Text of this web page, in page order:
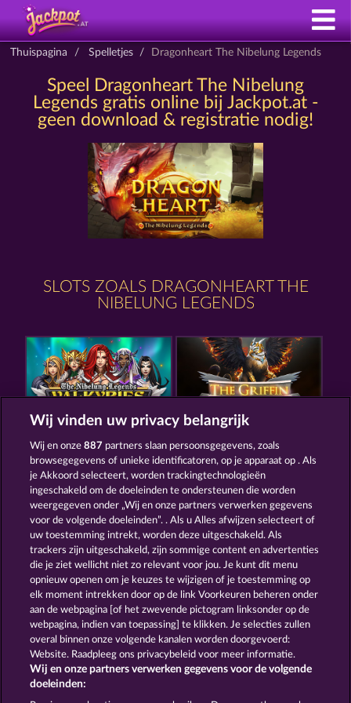
Thuispagina Spelletjes Dragonheart The Nibelung Legends
Speel Dragonheart The Nibelung
Legends gratis online bij Jackpot.at -
geen download & registratie nodig!
SLOTS ZOALS DRAGONHEART THE
NIBELUNG LEGENDS
THE GRIFFIN
MYSTIC FORCE CREATURES OF THE NIGHT
Algemene voorwaarden Privacyverklaring
Colofon Bedrijf FAQ Woordenlijst
Partnerprogramma Facebook
Wij vinden uw privacy belangrijk
Wij en onze887 partners slaan persoonsgegevens, zoals
browsegegevens of unieke identificatoren, op je apparaat op . Als
je Akkoord selecteert, worden trackingtechnologieën
ingeschakeld om de doeleinden te ondersteunen die worden
weergegeven onder „Wij en onze partners verwerken gegevens
voor de volgende doeleinden”. . Als u Alles afwijzen selecteert of
uw toestemming intrekt, worden deze uitgeschakeld. Als
trackers zijn uitgeschakeld, zijn sommige content en advertenties
die je ziet wellicht niet zo relevant voor jou. Je kunt dit menu
opnieuw openen om je keuzes te wijzigen of je toestemming op
elk moment intrekken door op de link Voorkeuren beheren onder
aan de webpagina [of het zwevende pictogram linksonder op de
webpagina, indien van toepassing] te klikken. Je selecties zullen
overal binnen onze volgende kanalen worden doorgevoerd:
Website. Raadpleeg ons privacybeleid voor meer informatie.
Wij en onze partners verwerken gegevens voor de volgende
doeleinden: